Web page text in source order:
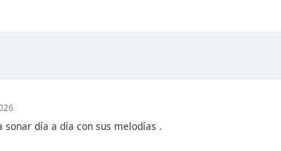
día a día con sus melodías .